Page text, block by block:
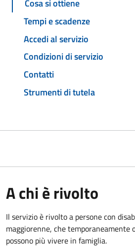
Cosa si ottiene
Tempi e scadenze
Accedi al servizio
Condizioni di servizio
Contatti
Strumenti di tutela
A chi è rivolto
Il servizio è rivolto a persone con
maggiorenne, che temporaneamente
possono più vivere in famiglia.